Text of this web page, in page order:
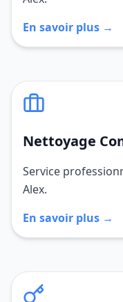
En savoir plus →
Nettoyage
Service
Alex.
En savoir plus →